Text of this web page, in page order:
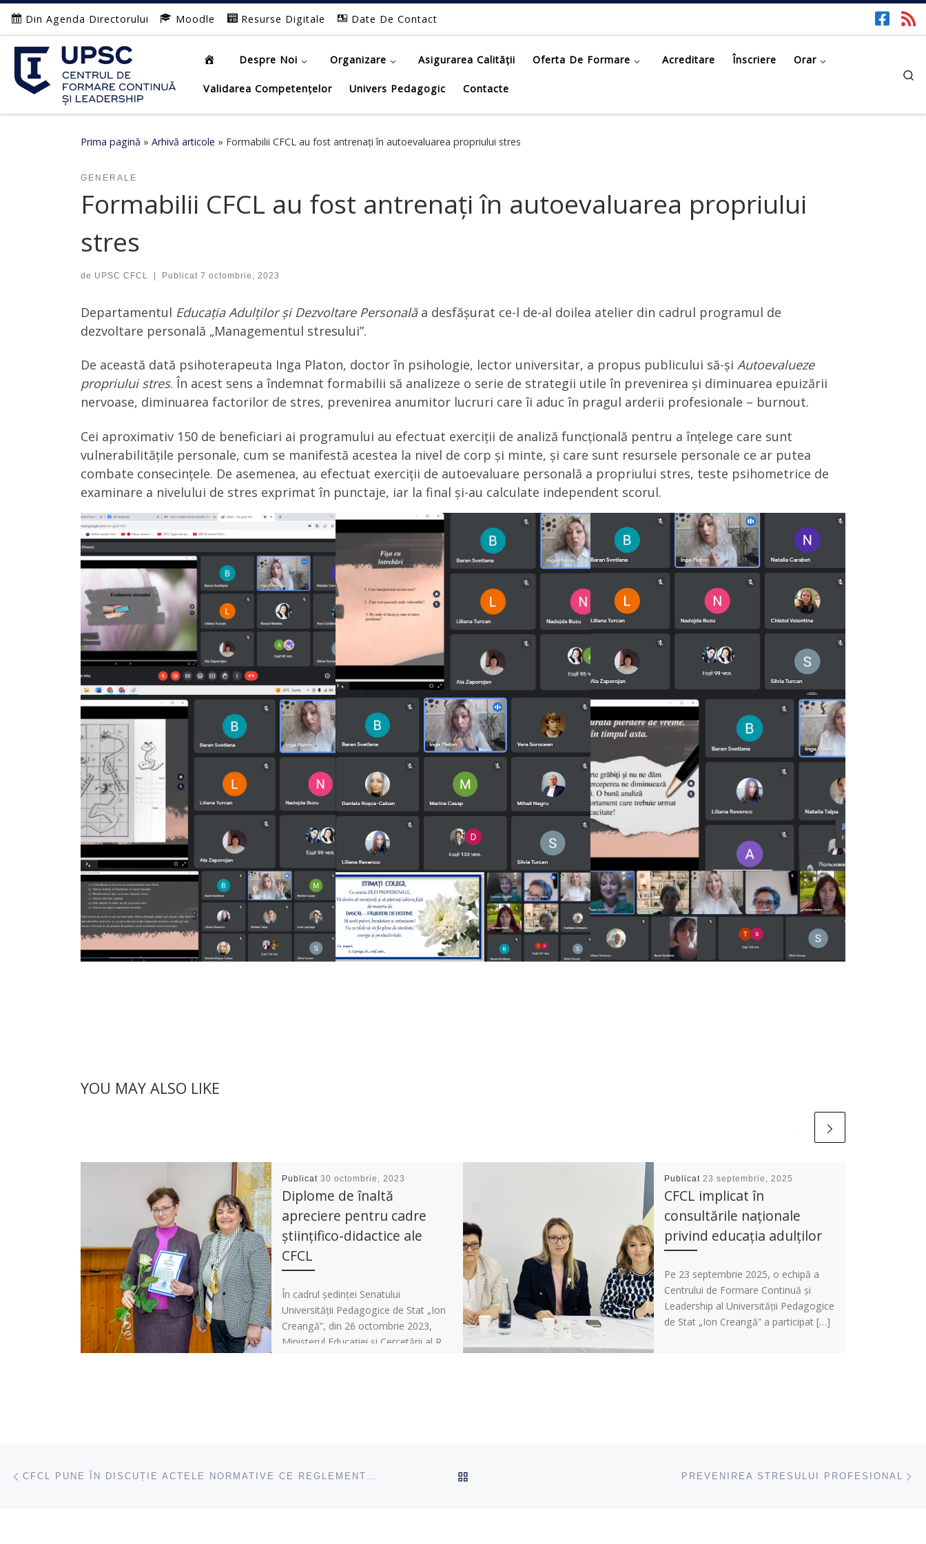
Afișează întregul conținut
Din Agenda Directorului Moodle Resurse Digitale Date De Contact
Despre Noi Organizare Asigurarea Calității Oferta De Formare Acreditare Înscriere Orar
Validarea Competențelor Univers Pedagogic Contacte
Prima pagină » Arhivă articole » Formabilii CFCL au fost antrenați în autoevaluarea propriului stres
GENERALE
Formabilii CFCL au fost antrenați în autoevaluarea propriului
stres
de UPSC CFCL | Publicat 7 octombrie, 2023
Departamentul Educația Adulților și Dezvoltare Personală a desfășurat ce-l de-al doilea atelier din cadrul programul de
dezvoltare personală „Managementul stresului”.
De această dată psihoterapeuta Inga Platon, doctor în psihologie, lector universitar, a propus publicului să-și Autoevalueze
propriului stres. În acest sens a îndemnat formabilii să analizeze o serie de strategii utile în prevenirea și diminuarea epuizării
nervoase, diminuarea factorilor de stres, prevenirea anumitor lucruri care îi aduc în pragul arderii profesionale – burnout.
Cei aproximativ 150 de beneficiari ai programului au efectuat exerciții de analiză funcțională pentru a înțelege care sunt
vulnerabilitățile personale, cum se manifestă acestea la nivel de corp și minte, și care sunt resursele personale ce ar putea
combate consecințele. De asemenea, au efectuat exerciții de autoevaluare personală a propriului stres, teste psihometrice de
examinare a nivelului de stres exprimat în punctaje, iar la final și-au calculate independent scorul.
YOU MAY ALSO LIKE
Publicat 30 octombrie, 2023
Diplome de înaltă
apreciere pentru cadre
științifico-didactice ale
CFCL
În cadrul ședinței Senatului
Universității Pedagogice de Stat „Ion
Creangă”, din 26 octombrie 2023,
Ministerul Educației și Cercetării al R.
Publicat 23 septembrie, 2025
CFCL implicat în
consultările naționale
privind educația adulților
Pe 23 septembrie 2025, o echipă a
Centrului de Formare Continuă și
Leadership al Universității Pedagogice
de Stat „Ion Creangă” a participat […]
Navigare articole CFCL PUNE ÎN DISCUȚIE ACTELE NORMATIVE CE REGLEMENTEAZĂ ACTIVITATEA PSIHOLOGULUI PREVENIREA STRESULUI PROFESIONAL